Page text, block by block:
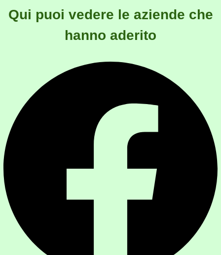
Qui puoi vedere le aziende che
hanno aderito